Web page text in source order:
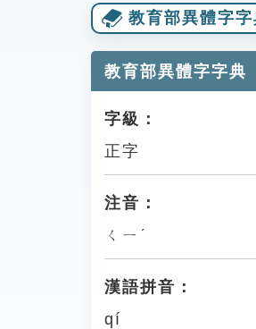
教育部異體字字
教育部異體字字典
字級：
正字
注音：
ㄑㄧˊ
漢語拼音：
qí